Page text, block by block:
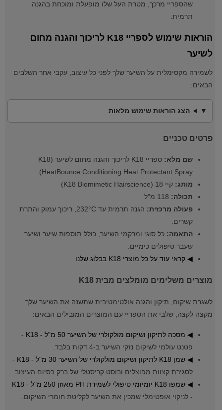
שהספריי מרכך, מטרת העל שלו מופעלת ומוכחת בהגנה
תרמית.
הוראות שימוש לספריי K18 לריכוך והגנה מחום
לשיער
לשמירה מקסימלית על השיער שלך לפני כל עיצוב, עקבי אחר השלבים
הבאים:
הצג הוראות שימוש מלאות
פרטים טכניים
שם מלא:
ספריי K18 לריכוך והגנה מחום לשיער (K18
HeatBounce Conditioning Heat Protectant Spray)
מותג: קיי 18 (K18 Biomimetic Hairscience)
תכולה:
פעולה מרכזית:
הגנה תרמית עד 232°C, ריכוך עמוק והתרת
קשרים.
התאמה: כל סוגי ומרקמי השיער, כולל תוספות שיער ושיער
שעבר טיפולים כימיים.
◀ קראי עוד על כל מוצרי K18 בבלוג שלנו
מוצרים משלימים מומלצים מבית K18
לשגרת שיקום, תיקון והגנה אולטימטיבית שתשנה את השיער שלך
מקצה לקצה, שלבי את הספריי עם המוצרים המובילים הבאים:
◀ מסכה לתיקון ושיקום מולקולרי של השיער 50 מ"ל - K18
-
פטנט עולמי לשיקום נזקי השיער ב-4 דקות בלבד.
◀ שמן K18 לתיקון ושיקום מולקולרי של השיער 30 מ"ל - K18
-
לסגירת קצוות מפוצלים ובוסט קריסטלי של ברק בסיום העיצוב.
◀ שמפו K18 יומיומי טיפולי לשמירת PH מאוזן 250 מ"ל - K18
- לניקוי אופטימלי שמכין את השיער לקליטת חומרי השיקום.